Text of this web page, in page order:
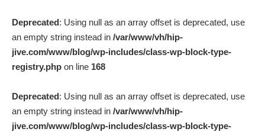
Deprecated: Using null as an array offset is deprecated, use
an empty string instead in /var/www/vh/hip-
jive.com/www/blog/wp-includes/class-wp-block-type-
registry.php on line 168
Deprecated: Using null as an array offset is deprecated, use
an empty string instead in /var/www/vh/hip-
jive.com/www/blog/wp-includes/class-wp-block-type-